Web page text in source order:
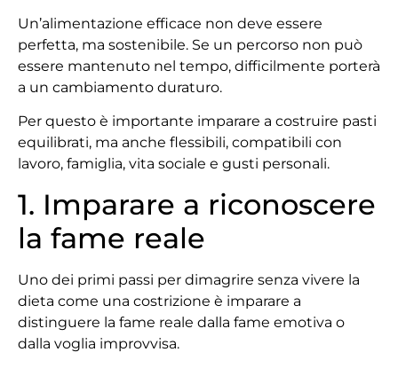
Un’alimentazione efficace non deve essere
perfetta, ma sostenibile. Se un percorso non può
essere mantenuto nel tempo, difficilmente porterà
a un cambiamento duraturo.
Per questo è importante imparare a costruire pasti
equilibrati, ma anche flessibili, compatibili con
lavoro, famiglia, vita sociale e gusti personali.
1. Imparare a riconoscere
la fame reale
Uno dei primi passi per dimagrire senza vivere la
dieta come una costrizione è imparare a
distinguere la fame reale dalla fame emotiva o
dalla voglia improvvisa.